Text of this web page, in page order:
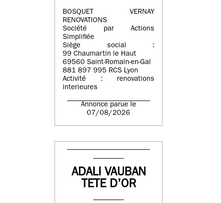
BOSQUET VERNAY
RENOVATIONS
Société par Actions
Simplifiée
Siège social :
99 Chaumartin le Haut
69560 Saint-Romain-en-Gal
881 897 995 RCS Lyon
Activité : renovations
interieures
Annonce parue le
07/08/2026
ADALI VAUBAN
TETE D'OR